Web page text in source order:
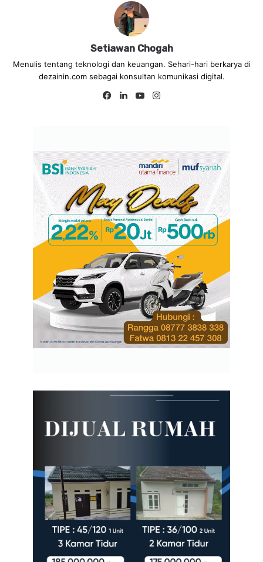
Setiawan Chogah
Menulis tentang teknologi dan keuangan. Sehari-hari berkarya di
dezainin.com sebagai konsultan komunikasi digital.
Fa
Lin
Yo